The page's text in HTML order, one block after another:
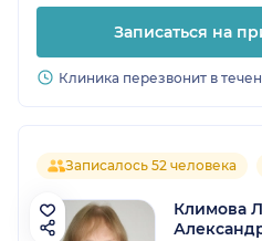
Записаться на
Клиника перезвонит в
Записалось 52 человека
Климова